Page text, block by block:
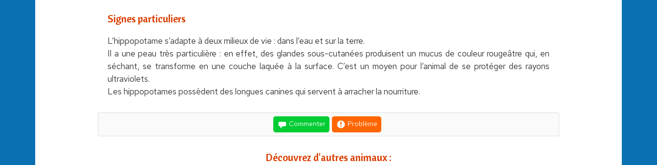
Signes particuliers
L’hippopotame s’adapte à deux milieux de vie : dans l’eau et sur la terre.
Il a une peau très particulière : en effet, des glandes sous-cutanées produisent un mucus de couleur rougeâtre qui, en
séchant, se transforme en une couche laquée à la surface. C’est un moyen pour l’animal de se protéger des rayons
ultraviolets.
Les hippopotames possèdent des longues canines qui servent à arracher la nourriture.
Commenter Problème
Découvrez d'autres animaux :